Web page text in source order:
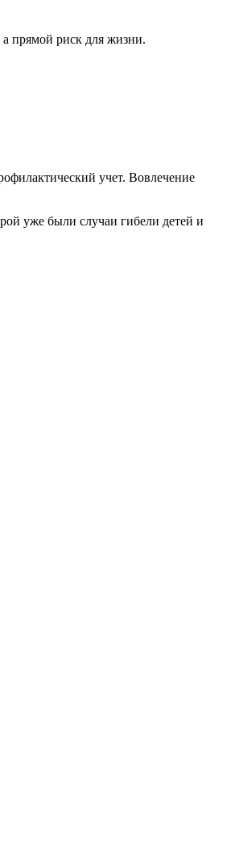
прямой риск для жизни.
учет. Вовлечение
уже были случаи гибели детей и